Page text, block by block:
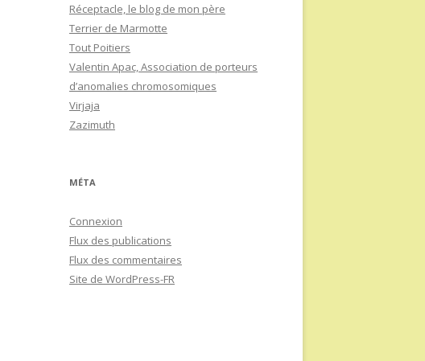
Réceptacle, le blog de mon père
Terrier de Marmotte
Tout Poitiers
Valentin Apac, Association de porteurs
d’anomalies chromosomiques
Virjaja
Zazimuth
MÉTA
Connexion
Flux des publications
Flux des commentaires
Site de WordPress-FR